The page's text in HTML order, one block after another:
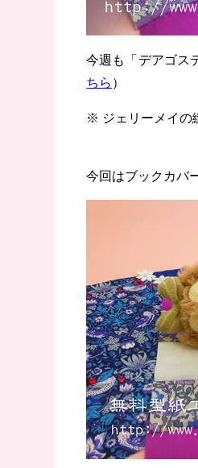
今週も「 デアゴス
ちら ）
※ ジェリーメイの
今回はブックカバ